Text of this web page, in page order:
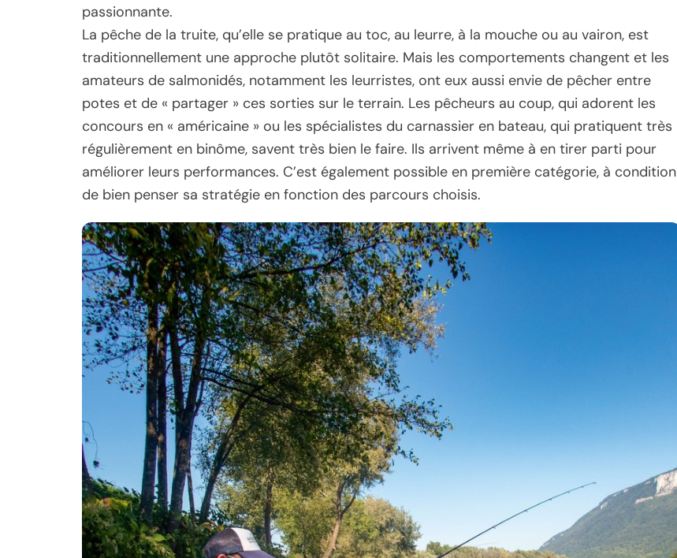
passionnante.
La pêche de la truite, qu’elle se pratique au toc, au leurre, à la mouche ou au vairon, est
traditionnellement une approche plutôt solitaire. Mais les comportements changent et les
amateurs de salmonidés, notamment les leurristes, ont eux aussi envie de pêcher entre
potes et de « partager » ces sorties sur le terrain. Les pêcheurs au coup, qui adorent les
concours en « américaine » ou les spécialistes du carnassier en bateau, qui pratiquent très
régulièrement en binôme, savent très bien le faire. Ils arrivent même à en tirer parti pour
améliorer leurs performances. C’est également possible en première catégorie, à condition
de bien penser sa stratégie en fonction des parcours choisis.